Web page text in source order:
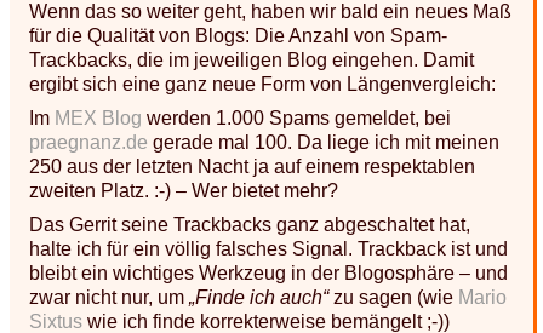
Wenn das so weiter geht, haben wir bald ein neues Maß
für die Qualität von Blogs: Die Anzahl von Spam-
Trackbacks, die im jeweiligen Blog eingehen. Damit
ergibt sich eine ganz neue Form von Längenvergleich:
Im MEX Blog werden 1.000 Spams gemeldet, bei
praegnanz.de gerade mal 100. Da liege ich mit meinen
250 aus der letzten Nacht ja auf einem respektablen
zweiten Platz. :-) – Wer bietet mehr?
Das Gerrit seine Trackbacks ganz abgeschaltet hat,
halte ich für ein völlig falsches Signal. Trackback ist und
bleibt ein wichtiges Werkzeug in der Blogosphäre – und
zwar nicht nur, um „Finde ich auch“zu sagen (wie Mario
Sixtus wie ich finde korrekterweise bemängelt ;-))